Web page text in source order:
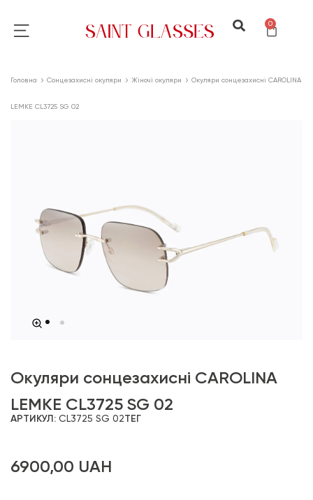
0
Головна Сонцезахисні окуляри Жіночі окуляри Окуляри сонцезахисні CAROLINA
LEMKE CL3725 SG 02
Окуляри сонцезахисні CAROLINA
LEMKE CL3725 SG 02
АРТИКУЛ: CL3725 SG 02ТЕГ
6900,00 UAH